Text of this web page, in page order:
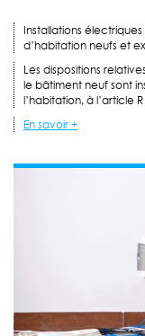
Installations
d’habitation neufs et
Les dispositions
le bâtiment neuf sont
l’habitation, à l’article
En savoir +